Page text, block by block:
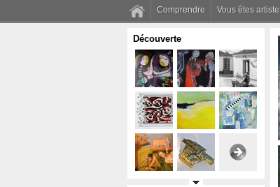
Comprendre Vous êtes artiste
Découverte